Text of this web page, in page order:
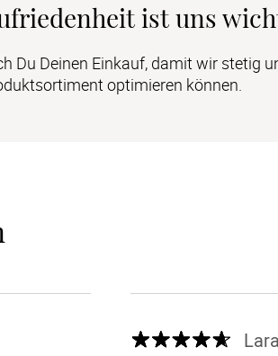
ist uns
Du Deinen Einkauf, damit wir stetig
optimieren können.